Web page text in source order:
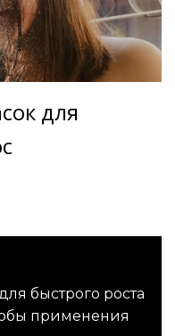
для
быстрого роста
применения